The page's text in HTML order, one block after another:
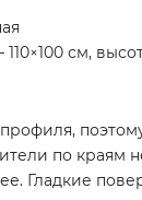
см,
по краям
Гладкие